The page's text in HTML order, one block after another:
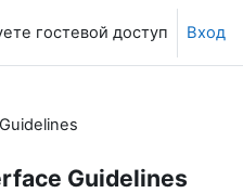
гостевой доступ Вход
Guidelines